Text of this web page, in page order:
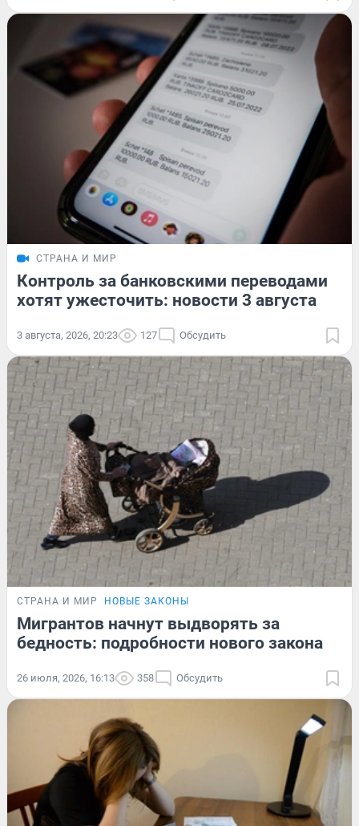
СТРАНА И МИР
Контроль за банковскими переводами
хотят ужесточить: новости 3 августа
3 августа, 2026, 20:23 127 Обсудить
СТРАНА И МИР НОВЫЕ ЗАКОНЫ
Мигрантов начнут выдворять за
бедность: подробности нового закона
26 июля, 2026, 16:13 358 Обсудить